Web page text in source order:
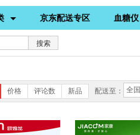
京东配送专区 血糖仪
搜索
价格 评论数 新品 配送至： 全国